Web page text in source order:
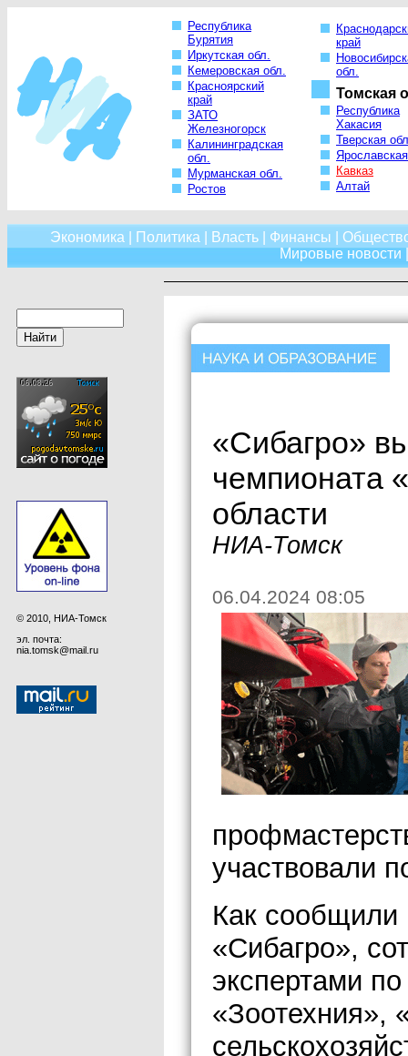
Республика
Бурятия
Иркутская обл.
Кемеровская обл.
Красноярский
край
ЗАТО
Железногорск
Калининградская
обл.
Мурманская обл.
Ростов
край
обл.
Томская
Республика
Хакасия
Тверская
Кавказ
Алтай
Экономика Политика Власть Финансы
Мировые новости
© 2010, НИА-Томск
эл. почта:
nia.tomsk@mail.ru
«Сибагро»
чемпионата
области
НИА-Томск
06.04.2024 08:05
участвовали
Как
«Сибагро»,
экспертами
«Зоотехния»,